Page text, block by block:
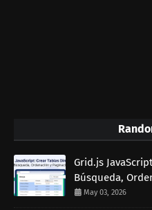
Grid.js
Búsqueda,
May 03, 2026